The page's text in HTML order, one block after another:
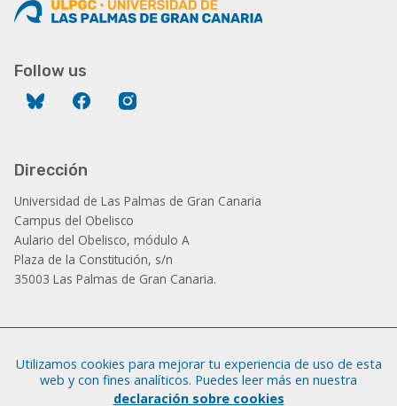
Follow us
Bluesky Facebook
Dirección
Universidad de Las Palmas de Gran Canaria
Campus del Obelisco
Aulario del Obelisco, módulo A
Plaza de la Constitución, s/n
35003 Las Palmas de Gran Canaria.
Tfno.: +34 928 452 771 / 452 787
Fax: +34 928 451 701
Utilizamos cookies para mejorar tu experiencia de uso de esta
web y con fines analíticos. Puedes leer más en nuestra
declaración sobre cookies